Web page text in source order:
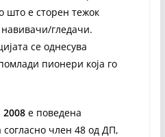
што е сторен тежок
гледачи.
се однесува
пионери која го
е поведена
член 48 од ДП,